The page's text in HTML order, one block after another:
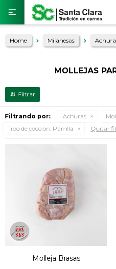

Home Milanesas
MOLLEJAS
Filtrando por: Achuras
Tipo de cocción: Parrilla Quitar
Molleja Brasas